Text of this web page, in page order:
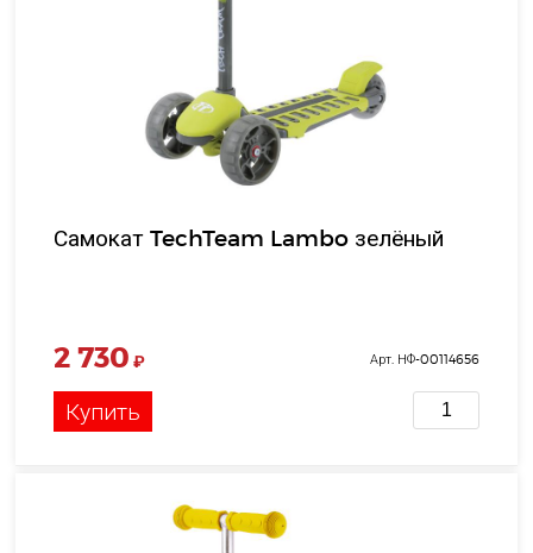
Самокат TechTeam Lambo зелёный
2 730 ₽ Арт. НФ-00114656
Купить